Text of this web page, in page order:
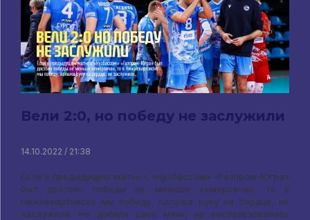
Вели 2:0, но победу не заслужили
14.10.2022 / 21:38
Если в предыдущем матче с «Кузбассом» «Газпром-Югра»
был достоин победы не меньше кемеровчан, то в
Нижневартовске мы победу, положа руку на сердце, не
заслужили. Не добили свои мячи, не воспользовались